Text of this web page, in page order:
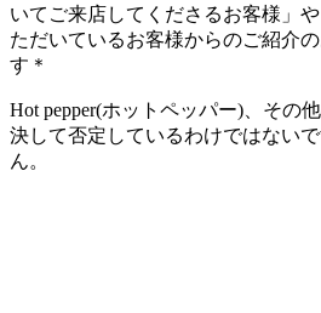
いてご来店してくださるお客様」
ただいているお客様からのご紹介
す＊
Hot pepper(ホットペッパー)、その
決して否定しているわけではない
ん。